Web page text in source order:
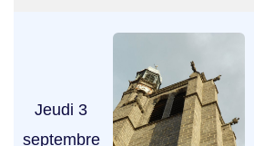
Jeudi 3
septembre